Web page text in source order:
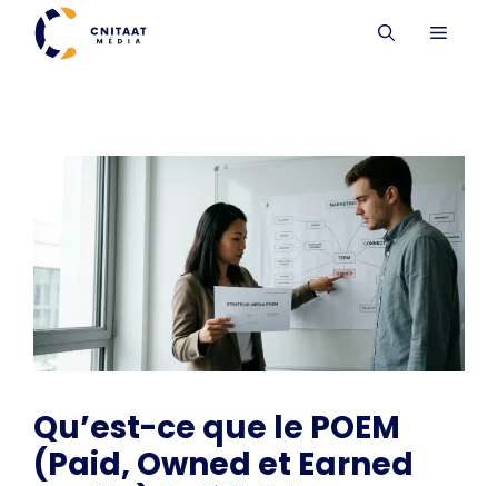
Aller
contenu
MENU
Qu’est-ce que le POEM
(Paid, Owned et Earned